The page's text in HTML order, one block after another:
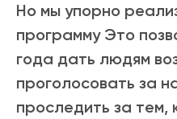
Но мы упорно
программу Это
года дать людям
проголосовать за
проследить за тем,